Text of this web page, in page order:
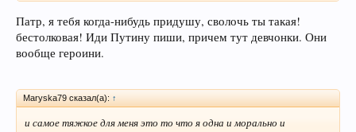
Русские братья и сестры для вас пишу.
Патр, я тебя когда-нибудь придушу, сволочь ты такая!
бестолковая! Иди Путину пиши, причем тут девчонки. Они
вообще героини.
Maryska79 сказал(а): ↑
и самое тяжкое для меня это то что я одна и морально и